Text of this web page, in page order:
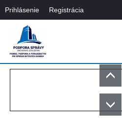
Prihlásenie Registrácia